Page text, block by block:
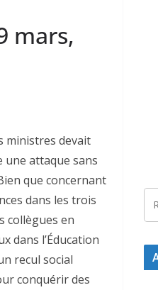
mars,
ministres devait
une attaque sans
que concernant
dans les trois
collègues en
dans l’Éducation
recul social
conquérir des